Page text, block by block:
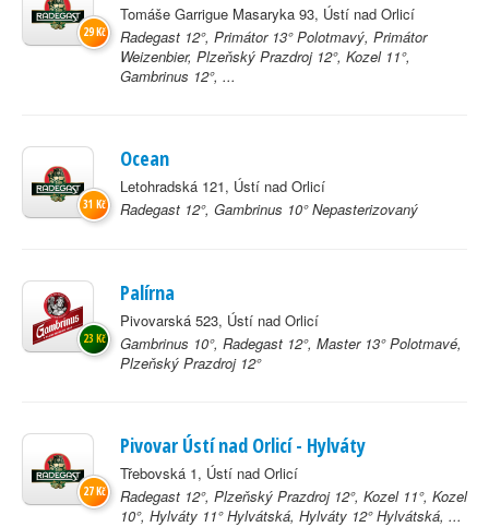
Tomáše Garrigue Masaryka 93, Ústí nad Orlicí
Radegast 12°, Primátor 13° Polotmavý, Primátor
Weizenbier, Plzeňský Prazdroj 12°, Kozel 11°,
Gambrinus 12°, ...
29 Kč
Ocean
Letohradská 121, Ústí nad Orlicí
Radegast 12°, Gambrinus 10° Nepasterizovaný
31 Kč
Palírna
Pivovarská 523, Ústí nad Orlicí
Gambrinus 10°, Radegast 12°, Master 13° Polotmavé,
Plzeňský Prazdroj 12°
23 Kč
Pivovar Ústí nad Orlicí - Hylváty
Třebovská 1, Ústí nad Orlicí
Radegast 12°, Plzeňský Prazdroj 12°, Kozel 11°, Kozel
10°, Hylváty 11° Hylvátská, Hylváty 12° Hylvátská, ...
27 Kč